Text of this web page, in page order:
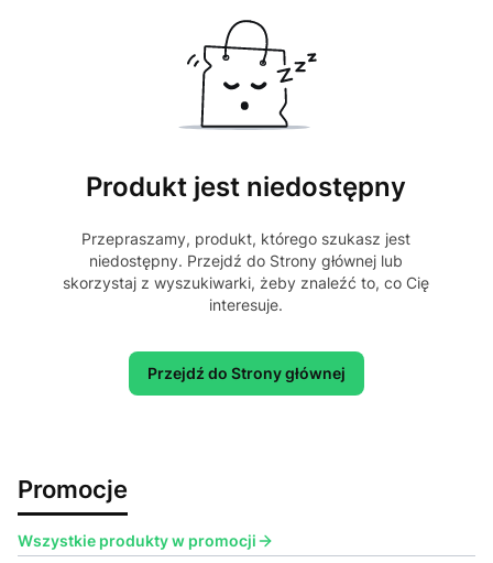
Produkt jest niedostępny
Przepraszamy, produkt, którego szukasz jest
niedostępny. Przejdź do Strony głównej lub
skorzystaj z wyszukiwarki, żeby znaleźć to, co Cię
interesuje.
Przejdź do Strony głównej
Promocje
Wszystkie produkty w promocji